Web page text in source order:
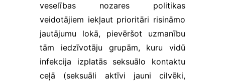
veselības nozares politikas
veidotājiem iekļaut prioritāri risināmo
jautājumu lokā, pievēršot uzmanību
tām iedzīvotāju grupām, kuru vidū
infekcija izplatās seksuālo kontaktu
ceļā (seksuāli aktīvi jauni cilvēki,
laikā veiktās
darbības un
tādejādi
uzlabot tās
lietojamību
lietotājam.
Izmantojamie